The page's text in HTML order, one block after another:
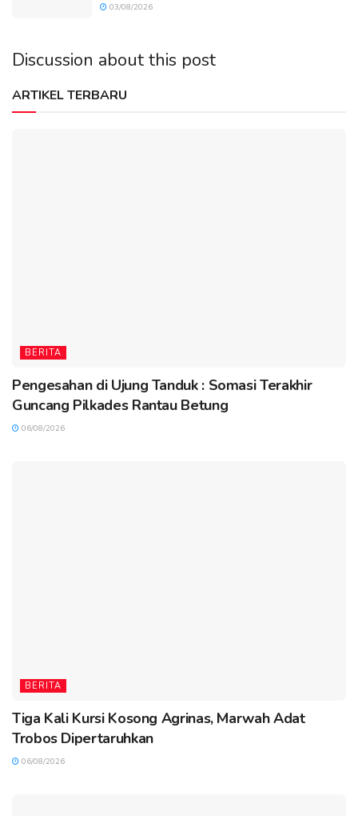
03/08/2026
Discussion about this post
ARTIKEL TERBARU
BERITA
Pengesahan di Ujung Tanduk : Somasi Terakhir
Guncang Pilkades Rantau Betung
06/08/2026
BERITA
Tiga Kali Kursi Kosong Agrinas, Marwah Adat
Trobos Dipertaruhkan
06/08/2026